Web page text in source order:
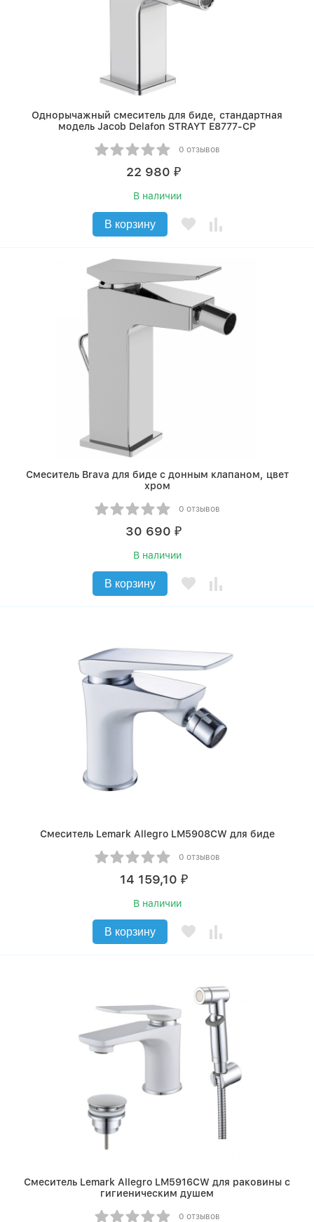
Однорычажный смеситель для биде, стандартная
модель Jacob Delafon STRAYT E8777-CP
0 отзывов
22 980 ₽
В наличии
В корзину
Смеситель Brava для биде с донным клапаном, цвет
хром
0 отзывов
30 690 ₽
В наличии
В корзину
Смеситель Lemark Allegro LM5908CW для биде
0 отзывов
14 159,10 ₽
В наличии
В корзину
Смеситель Lemark Allegro LM5916CW для раковины с
гигиеническим душем
0 отзывов